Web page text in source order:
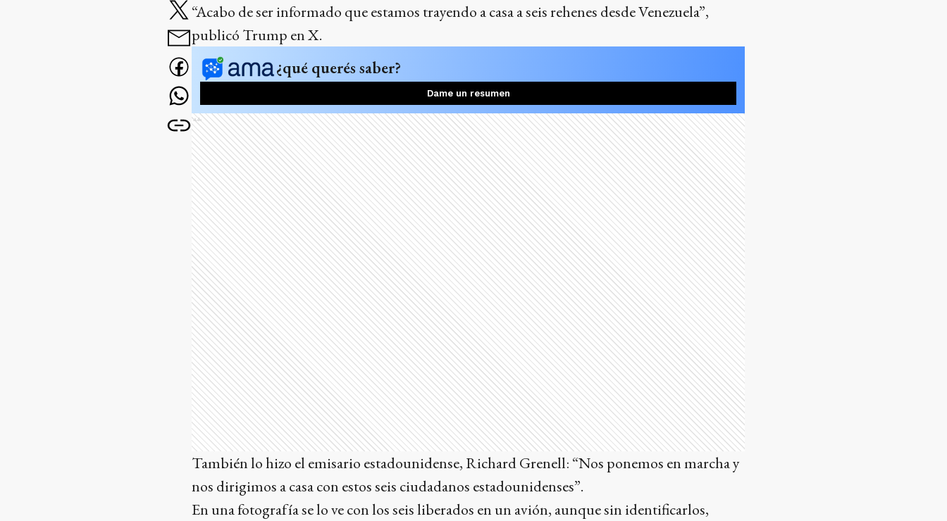
“Acabo de ser informado que estamos trayendo a casa a seis rehenes desde Venezuela”,
publicó Trump en X.
¿qué querés saber?
Dame un resumen
Ads
También lo hizo el emisario estadounidense, Richard Grenell: “Nos ponemos en marcha y
nos dirigimos a casa con estos seis ciudadanos estadounidenses”.
En una fotografía se lo ve con los seis liberados en un avión, aunque sin identificarlos,